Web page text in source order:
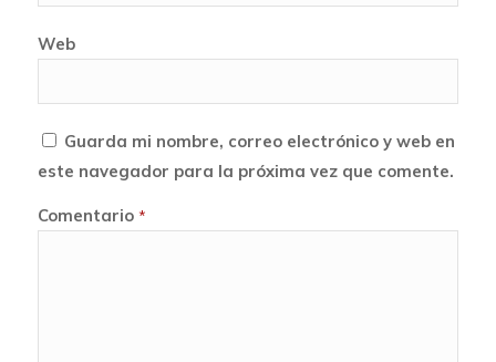
Web
Guarda mi nombre, correo electrónico y web en
este navegador para la próxima vez que comente.
Comentario *